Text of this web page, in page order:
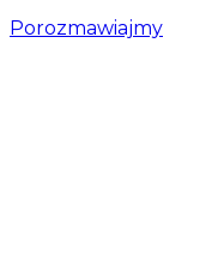
Porozmawiajmy